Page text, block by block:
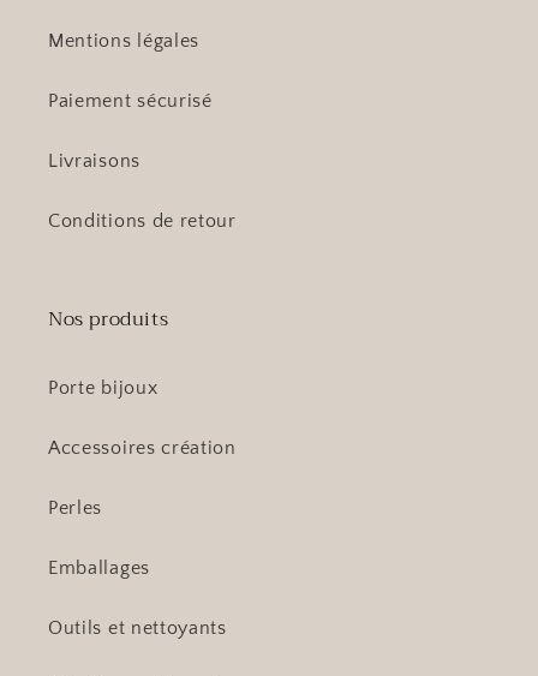
Mentions légales
Paiement sécurisé
Livraisons
Conditions de retour
Nos produits
Porte bijoux
Accessoires création
Perles
Emballages
Outils et nettoyants